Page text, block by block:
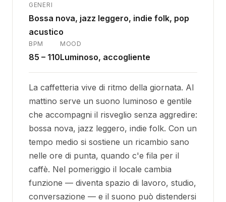
GENERI
Bossa nova, jazz leggero, indie folk, pop
acustico
BPM
85 – 110
MOOD
Luminoso, accogliente
La caffetteria vive di ritmo della giornata. Al
mattino serve un suono luminoso e gentile
che accompagni il risveglio senza aggredire:
bossa nova, jazz leggero, indie folk. Con un
tempo medio si sostiene un ricambio sano
nelle ore di punta, quando c'e fila per il
caffè. Nel pomeriggio il locale cambia
funzione — diventa spazio di lavoro, studio,
conversazione — e il suono può distendersi